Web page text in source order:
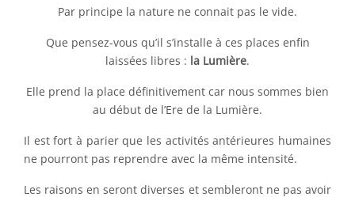
Par principe la nature ne connait pas le vide.
Que pensez-vous qu’il s’installe à ces places enfin
laissées libres : la Lumière.
Elle prend la place définitivement car nous sommes bien
au début de l’Ere de la Lumière.
Il est fort à parier que les activités antérieures humaines
ne pourront pas reprendre avec la même intensité.
Les raisons en seront diverses et sembleront ne pas avoir